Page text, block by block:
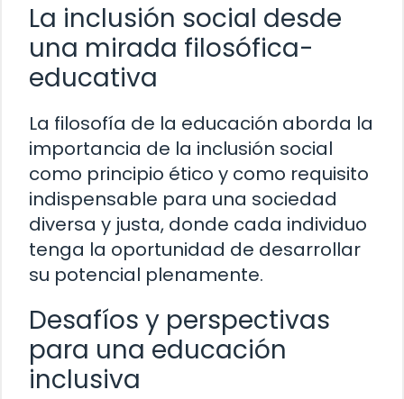
La inclusión social desde
una mirada filosófica-
educativa
La filosofía de la educación aborda la
importancia de la inclusión social
como principio ético y como requisito
indispensable para una sociedad
diversa y justa, donde cada individuo
tenga la oportunidad de desarrollar
su potencial plenamente.
Desafíos y perspectivas
para una educación
inclusiva